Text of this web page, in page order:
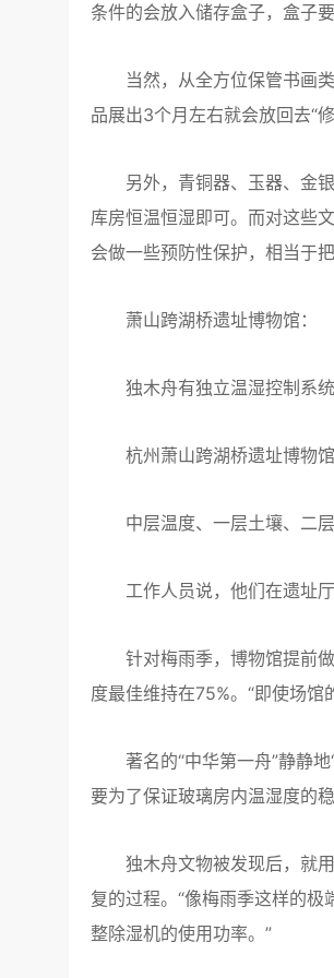
条件的会放入储存盒子，盒子
当然，从全方位保管书画类
品展出3个月左右就会放回去“修
另外，青铜器、玉器、金银
库房恒温恒湿即可。而对这些
会做一些预防性保护，相当于
萧山跨湖桥遗址博物馆：
独木舟有独立温湿控制系统
杭州萧山跨湖桥遗址博物馆
中层温度、一层土壤、二层
工作人员说，他们在遗址厅
针对梅雨季，博物馆提前做
度最佳维持在75%。“即使场馆
著名的“中华第一舟”静静地
要为了保证玻璃房内温湿度的
独木舟文物被发现后，就用
复的过程。“像梅雨季这样的
整除湿机的使用功率。”